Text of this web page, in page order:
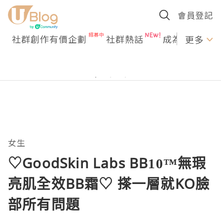
會員登記
社群創作有價企劃 社群熱話 成為U更多
女生
♡GoodSkin Labs BB10™無瑕
亮肌全效BB霜♡ 搽一層就KO臉
部所有問題